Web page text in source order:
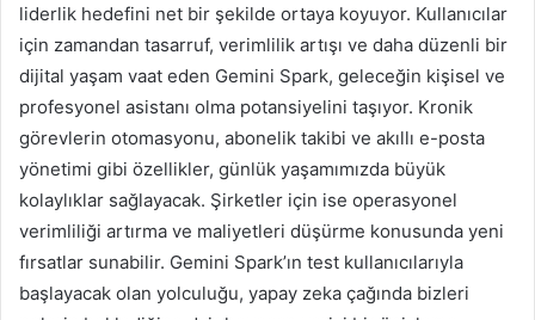
liderlik hedefini net bir şekilde ortaya koyuyor. Kullanıcılar
için zamandan tasarruf, verimlilik artışı ve daha düzenli bir
dijital yaşam vaat eden Gemini Spark, geleceğin kişisel ve
profesyonel asistanı olma potansiyelini taşıyor. Kronik
görevlerin otomasyonu, abonelik takibi ve akıllı e-posta
yönetimi gibi özellikler, günlük yaşamımızda büyük
kolaylıklar sağlayacak. Şirketler için ise operasyonel
verimliliği artırma ve maliyetleri düşürme konusunda yeni
fırsatlar sunabilir. Gemini Spark’ın test kullanıcılarıyla
başlayacak olan yolculuğu, yapay zeka çağında bizleri